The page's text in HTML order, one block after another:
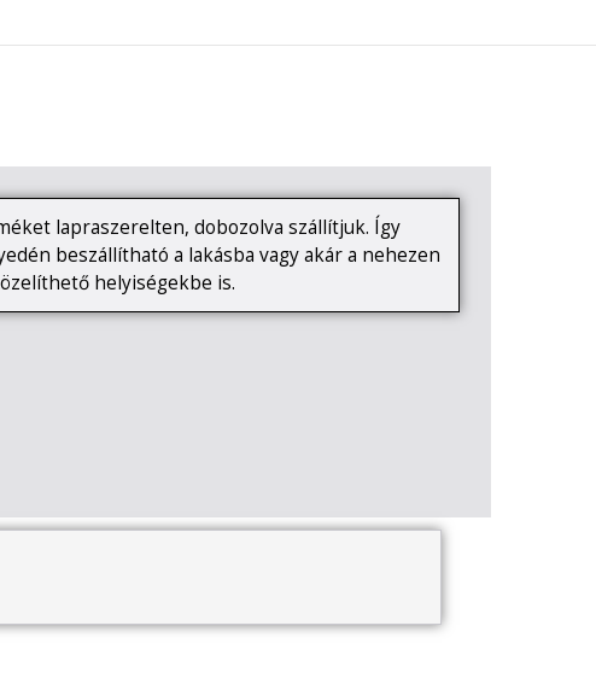
lapraszerelten, dobozolva szállítjuk. Így
beszállítható a lakásba vagy akár a nehezen
helyiségekbe is.